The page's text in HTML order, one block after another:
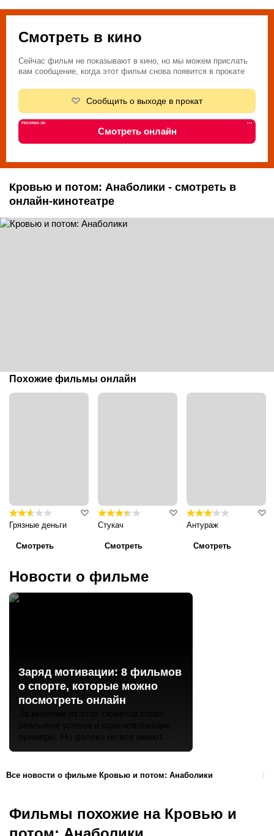
Смотреть в кино
Сейчас фильм не показывают в кино, но мы можем прислать
вам сообщение, когда этот фильм снова появится в прокате
Сообщить о выходе в прокат
РЕКЛАМА 18+ •••
Смотреть онлайн
Кровью и потом: Анаболики - смотреть в
онлайн-кинотеатре
Похожие фильмы онлайн
Грязные деньги
Смотреть
Стукач
Смотреть
Антураж
Смотреть
Новости о фильме
Заряд мотивации: 8 фильмов
о спорте, которые можно
посмотреть онлайн
окружающем давлении. Объединяет
всех одно — спорт, который стал
призвание для этих героев. Теперь они
дарят заряд энергии и становятся
наглядной иллюстрацией, как не
Все новости о фильме Кровью и потом: Анаболики
Фильмы похожие на Кровью и